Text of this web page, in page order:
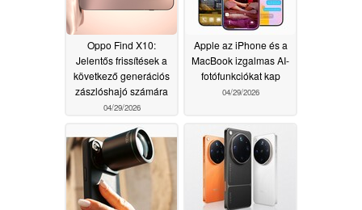
Oppo Find X10:
Jelentős frissítések a
következő generációs
zászlóshajó számára
04/29/2026
Apple az iPhone és a
MacBook izgalmas AI-
fotófunkciókat kap
04/29/2026